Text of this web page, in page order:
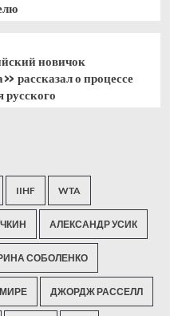
новичок
рассказал о процессе
русского
IIHF WTA
АЛЕКСАНДР УСИК
СОБОЛЕНКО
ДЖОРДЖ РАССЕЛЛ